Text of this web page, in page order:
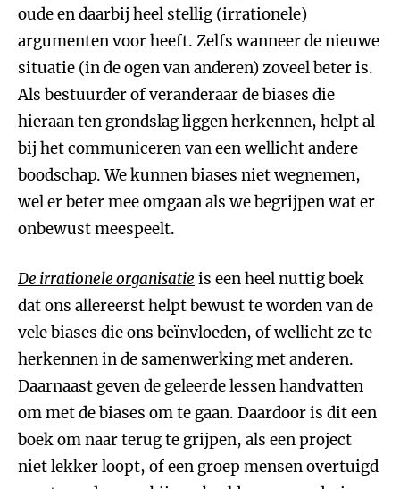
oude en daarbij heel stellig (irrationele)
argumenten voor heeft. Zelfs wanneer de nieuwe
situatie (in de ogen van anderen) zoveel beter is.
Als bestuurder of veranderaar de biases die
hieraan ten grondslag liggen herkennen, helpt al
bij het communiceren van een wellicht andere
boodschap. We kunnen biases niet wegnemen,
wel er beter mee omgaan als we begrijpen wat er
onbewust meespeelt.
De irrationele organisatie is een heel nuttig boek
dat ons allereerst helpt bewust te worden van de
vele biases die ons beïnvloeden, of wellicht ze te
herkennen in de samenwerking met anderen.
Daarnaast geven de geleerde lessen handvatten
om met de biases om te gaan. Daardoor is dit een
boek om naar terug te grijpen, als een project
niet lekker loopt, of een groep mensen overtuigd